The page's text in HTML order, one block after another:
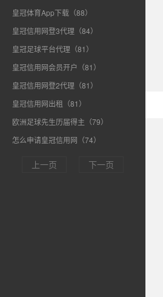
皇冠体育App下载（88）
皇冠信用网登3代理（84）
皇冠足球平台代理（81）
皇冠信用网会员开户（81）
皇冠信用网登2代理（81）
皇冠信用网出租（81）
欧洲足球先生历届得主（79）
怎么申请皇冠信用网（74）
上一页 下一页